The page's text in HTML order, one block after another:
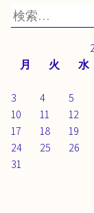
検
索:
月
火 水
3
4 5
10
11 12
17
18 19
24
25 26
31